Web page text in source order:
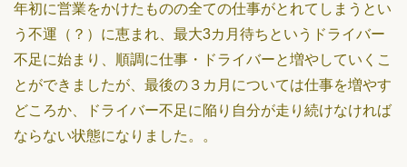
年初に営業をかけたものの全ての仕事がとれてしまうとい
う不運（？）に恵まれ、最大3カ月待ちというドライバー
不足に始まり、順調に仕事・ドライバーと増やしていくこ
とができましたが、最後の３カ月については仕事を増やす
どころか、ドライバー不足に陥り自分が走り続けなければ
ならない状態になりました。。